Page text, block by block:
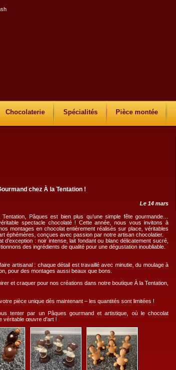
chez À la Tentation !
Le 14 mars
Pâques est bien plus qu’une simple fête gourmande…
spectacle chocolaté ! Cette année, nous vous invitons à
montages en chocolat entièrement réalisés sur place, véritables
éphémères, conçues avec passion par notre artisan chocolatier.
d’exception : noir intense, lait fondant ou blanc délicatement sucré,
des ingrédients de qualité pour une dégustation inoubliable.
artisanal : chaque détail est travaillé avec minutie, du moulage à
pour des montages aussi beaux que bons.
et craquer pour nos créations dans notre boutique À la Tentation,
pièce unique dès maintenant – les quantités sont limitées !
tenter par un Pâques gourmand et artistique, où le chocolat
véritable œuvre d’art !
Chocolaterie Spécialités Pièce montée